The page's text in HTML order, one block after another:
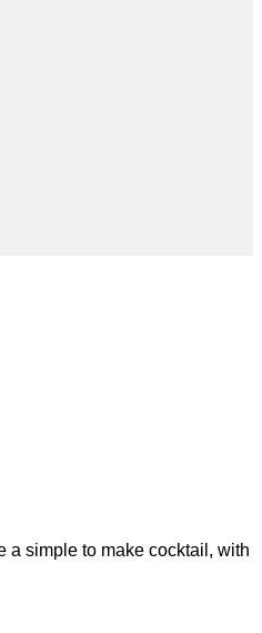
a simple to make cocktail, with